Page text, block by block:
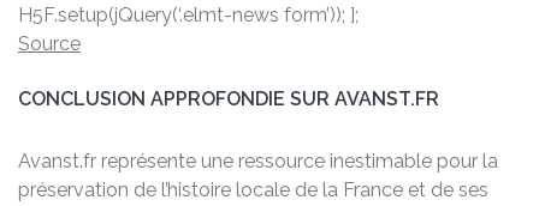
H5F.setup(jQuery(‘.elmt-news form’)); };
Source
CONCLUSION APPROFONDIE SUR AVANST.FR
Avanst.fr représente une ressource inestimable pour la
préservation de l’histoire locale de la France et de ses